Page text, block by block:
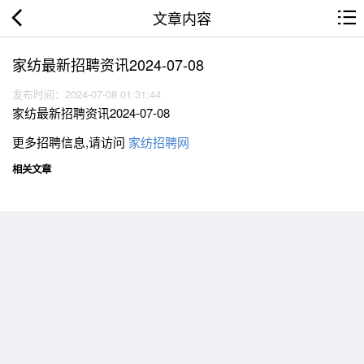
文章内容
家纺最新招聘资讯2024-07-08
发布时间：2024-07-08 01:31:44
家纺最新招聘资讯2024-07-08
更多招聘信息,请访问 家纺招聘网
相关文章